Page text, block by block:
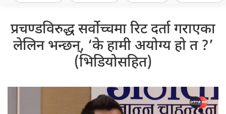
प्रचण्डविरुद्ध सर्वोच्चमा रिट दर्ता गराएका
लेलिन भन्छन्, ‘के हामी अयोग्य हो त ?’
(भिडियोसहित)